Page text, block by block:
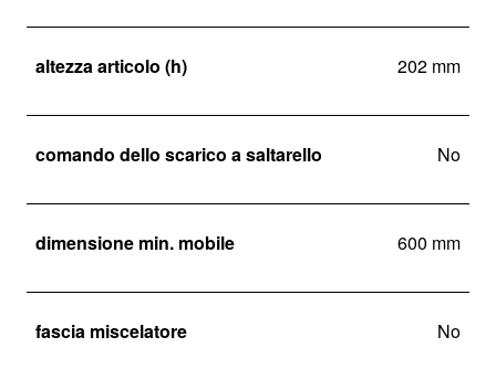
altezza articolo (h) 202 mm
comando dello scarico a saltarello No
dimensione min. mobile 600 mm
fascia miscelatore No